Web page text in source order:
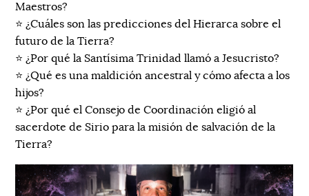
Maestros?
⭐ ¿Cuáles son las predicciones del Hierarca sobre el
futuro de la Tierra?
⭐ ¿Por qué la Santísima Trinidad llamó a Jesucristo?
⭐ ¿Qué es una maldición ancestral y cómo afecta a los
hijos?
⭐ ¿Por qué el Consejo de Coordinación eligió al
sacerdote de Sirio para la misión de salvación de la
Tierra?